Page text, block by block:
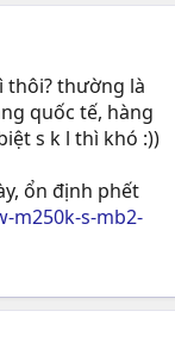
thôi? thường là
quốc tế, hàng
s k l thì khó :))
ổn định phết
m250k-s-mb2-